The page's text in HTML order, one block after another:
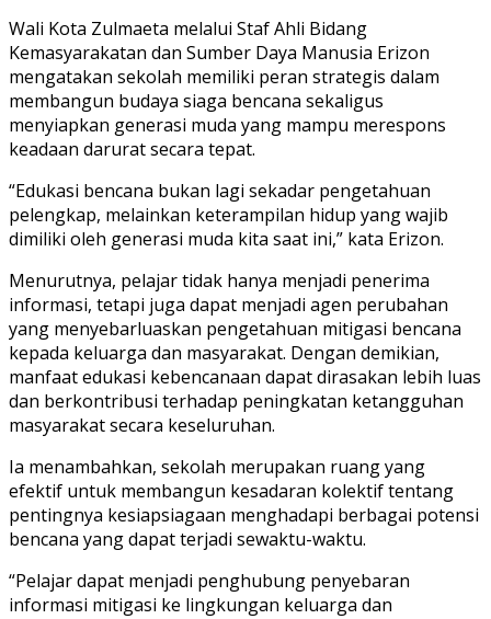
Wali Kota Zulmaeta melalui Staf Ahli Bidang
Kemasyarakatan dan Sumber Daya Manusia Erizon
mengatakan sekolah memiliki peran strategis dalam
membangun budaya siaga bencana sekaligus
menyiapkan generasi muda yang mampu merespons
keadaan darurat secara tepat.
“Edukasi bencana bukan lagi sekadar pengetahuan
pelengkap, melainkan keterampilan hidup yang wajib
dimiliki oleh generasi muda kita saat ini,” kata Erizon.
Menurutnya, pelajar tidak hanya menjadi penerima
informasi, tetapi juga dapat menjadi agen perubahan
yang menyebarluaskan pengetahuan mitigasi bencana
kepada keluarga dan masyarakat. Dengan demikian,
manfaat edukasi kebencanaan dapat dirasakan lebih luas
dan berkontribusi terhadap peningkatan ketangguhan
masyarakat secara keseluruhan.
Ia menambahkan, sekolah merupakan ruang yang
efektif untuk membangun kesadaran kolektif tentang
pentingnya kesiapsiagaan menghadapi berbagai potensi
bencana yang dapat terjadi sewaktu-waktu.
“Pelajar dapat menjadi penghubung penyebaran
informasi mitigasi ke lingkungan keluarga dan